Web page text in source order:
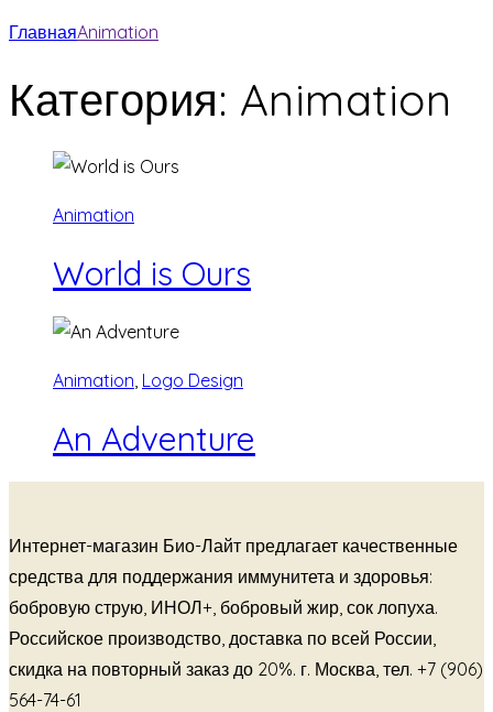
ГлавнаяAnimation
Категория: Animation
Animation
World is Ours
Animation, Logo Design
An Adventure
Интернет-магазин Био-Лайт предлагает качественные
средства для поддержания иммунитета и здоровья:
бобровую струю, ИНОЛ+, бобровый жир, сок лопуха.
Российское производство, доставка по всей России,
скидка на повторный заказ до 20%. г. Москва, тел. +7 (906)
564-74-61